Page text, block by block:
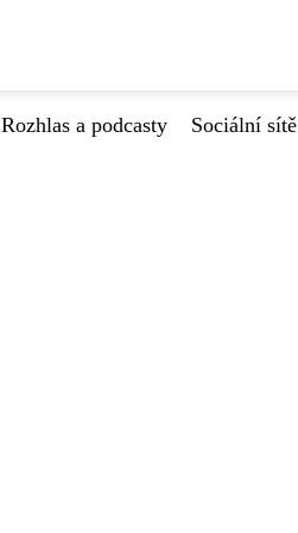
Rozhlas a podcasty Sociální sítě